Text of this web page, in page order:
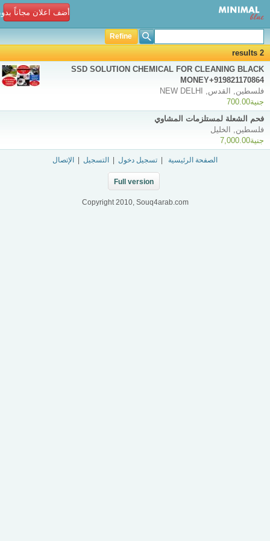
أضف اعلان مجاناً
Refine
2 results
SSD SOLUTION CHEMICAL FOR CLEANING BLACK
MONEY+919821170864
فلسطين, القدس, NEW DELHI
جنية700.00
فحم الشعلة لمستلزمات المشاوي
فلسطين, الخليل
جنية7,000.00
الصفحة الرئيسية تسجيل دخول التسجيل الإتصال
Full version
Copyright 2010, Souq4arab.com